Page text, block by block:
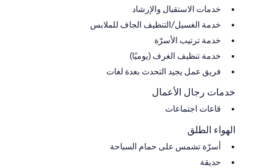
خدمات الاستقبال والإرشاد
خدمة الغسيل/التنظيف الجاف للملابس
خدمة ترتيب الأسرّة
خدمة تنظيف الغرف (يوميًا)
فريق عمل يجيد التحدث بعدة لغات
خدمات رجال الأعمال
قاعات اجتماعات
الهواء الطلق
أسرّة تشمس على حمام السباحة
حديقة